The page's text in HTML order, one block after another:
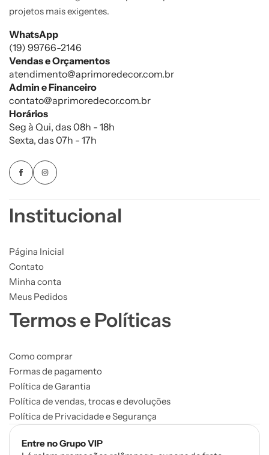
projetos mais exigentes.
WhatsApp
(19) 99766-2146
Vendas e Orçamentos
atendimento@aprimoredecor.com.br
Admin e Financeiro
contato@aprimoredecor.com.br
Horários
Seg à Qui, das 08h - 18h
Sexta, das 07h - 17h
Institucional
Página Inicial
Contato
Minha conta
Meus Pedidos
Termos e Políticas
Como comprar
Formas de pagamento
Política de Garantia
Política de vendas, trocas e devoluções
Política de Privacidade e Segurança
Entre no Grupo VIP